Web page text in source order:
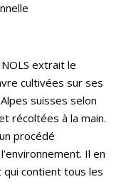
extrait le
cultivées sur ses
suisses selon
récoltées à la main.
procédé
Il en
contient tous les